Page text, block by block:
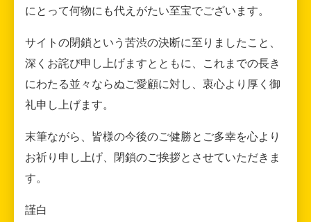
にとって何物にも代えがたい至宝でございます。
サイトの閉鎖という苦渋の決断に至りましたこと、
深くお詫び申し上げますとともに、これまでの長き
にわたる並々ならぬご愛顧に対し、衷心より厚く御
礼申し上げます。
末筆ながら、皆様の今後のご健勝とご多幸を心より
お祈り申し上げ、閉鎖のご挨拶とさせていただきま
す。
謹白